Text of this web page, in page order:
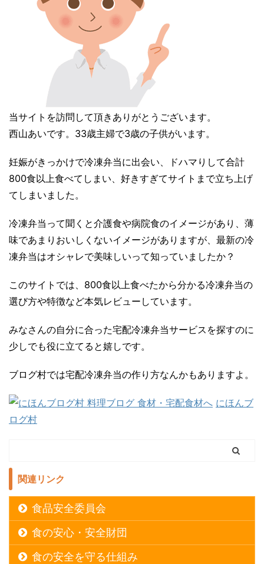
当サイトを訪問して頂きありがとうございます。
西山あいです。33歳主婦で3歳の子供がいます。
妊娠がきっかけで冷凍弁当に出会い、ドハマりして合計
800食以上食べてしまい、好きすぎてサイトまで立ち上げ
てしまいました。
冷凍弁当って聞くと介護食や病院食のイメージがあり、薄
味であまりおいしくないイメージがありますが、最新の冷
凍弁当はオシャレで美味しいって知っていましたか？
このサイトでは、800食以上食べたから分かる冷凍弁当の
選び方や特徴など本気レビューしています。
みなさんの自分に合った宅配冷凍弁当サービスを探すのに
少しでも役に立てると嬉しです。
ブログ村では宅配冷凍弁当の作り方なんかもありますよ。
にほんブ
ログ村
関連リンク
食品安全委員会
食の安心・安全財団
食の安全を守る仕組み